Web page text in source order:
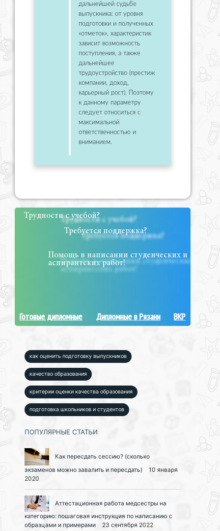
дальнейшей судьбе
выпускника: от уровня
подготовки и полученных
«отметок», характеристик
зависит возможность
поступления, а также
дальнейшее
трудоустройство (престиж
компании, доход,
карьерный рост). Поэтому
к данному параметру
следует относиться с
максимальной
ответственностью и
вниманием.
Трудности с учебой?
Требуется поддержка?
Помощь в написании студенческих и
аспирантских работ!
Готовые дипломные Дипломные в Рязани ВКР
как оценить подготовку выпускников
качество образования
критерии оценки качества образования
подготовка школьников и студентов
ПОПУЛЯРНЫЕ СТАТЬИ
Как пересдать сессию? (сколько
экзаменов можно завалить и пересдать)
10 января
2020
Аттестационная работа медсестры на
категорию: пошаговая инструкция по написанию с
образцами и примерами
23 сентября 2022